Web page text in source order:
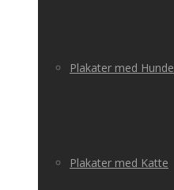
Plakater med Hunde
Plakater med Katte